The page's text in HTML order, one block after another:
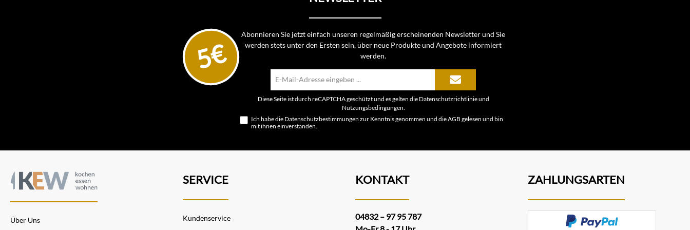
5€
Abonnieren Sie jetzt einfach unseren regelmäßig erscheinenden Newsletter und Sie
werden stets unter den Ersten sein, über neue Produkte und Angebote informiert
werden.
Mail-
Adresse*
Diese Seite ist durch reCAPTCHA geschützt und es gelten die Datenschutzrichtlinieund
Nutzungsbedingungen
Ich habe die Datenschutzbestimmungen zur Kenntnis genommen und dieAGB gelesen und bin
mit ihnen einverstanden.
Über Uns
SERVICE
Kundenservice
KONTAKT
04832 – 97 95 787
ZAHLUNGSARTEN